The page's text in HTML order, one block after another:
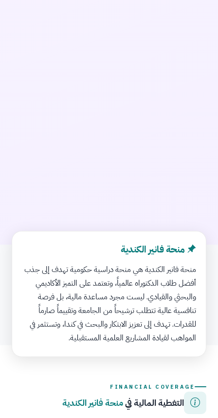
منحة فانير الكندية
منحة فانير الكندية هي منحة دراسية حكومية تهدف إلى جذب
أفضل طلاب الدكتوراه عالمياً، وتعتمد على التميز الأكاديمي
والبحثي والقيادي. ليست مجرد مساعدة مالية، بل فرصة
تنافسية عالية تتطلب ترشيحاً من الجامعة وتقييماً صارماً
للقدرات. تهدف إلى تعزيز الابتكار والبحث في كندا، وتستثمر في
المواهب لقيادة المشاريع العلمية المستقبلية.
FINANCIAL COVERAGE
التغطية المالية فيمنحة فانير الكندية